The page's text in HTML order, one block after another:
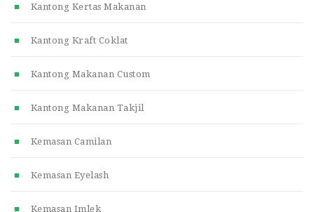
Kantong Kertas Makanan
Kantong Kraft Coklat
Kantong Makanan Custom
Kantong Makanan Takjil
Kemasan Camilan
Kemasan Eyelash
Kemasan Imlek